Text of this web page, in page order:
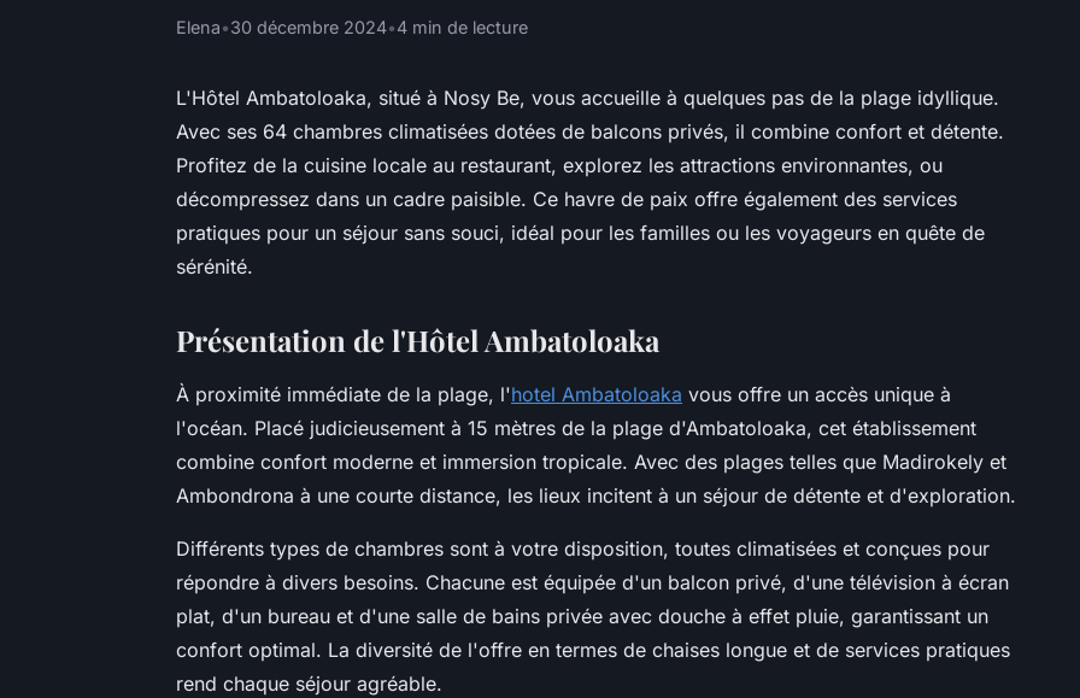
Elena•30 décembre 2024•4 min de lecture
L'Hôtel Ambatoloaka, situé à Nosy Be, vous accueille à quelques pas de la plage idyllique.
Avec ses 64 chambres climatisées dotées de balcons privés, il combine confort et détente.
Profitez de la cuisine locale au restaurant, explorez les attractions environnantes, ou
décompressez dans un cadre paisible. Ce havre de paix offre également des services
pratiques pour un séjour sans souci, idéal pour les familles ou les voyageurs en quête de
sérénité.
Présentation de l'Hôtel Ambatoloaka
À proximité immédiate de la plage, l'hotel Ambatoloaka vous offre un accès unique à
l'océan. Placé judicieusement à 15 mètres de la plage d'Ambatoloaka, cet établissement
combine confort moderne et immersion tropicale. Avec des plages telles que Madirokely et
Ambondrona à une courte distance, les lieux incitent à un séjour de détente et d'exploration.
Différents types de chambres sont à votre disposition, toutes climatisées et conçues pour
répondre à divers besoins. Chacune est équipée d'un balcon privé, d'une télévision à écran
plat, d'un bureau et d'une salle de bains privée avec douche à effet pluie, garantissant un
confort optimal. La diversité de l'offre en termes de chaises longue et de services pratiques
rend chaque séjour agréable.